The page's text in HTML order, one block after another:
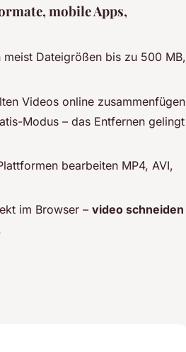
mobile Apps,
meist Dateigrößen bis zu 500 MB,
Videos online zusammenfügen
Modus – das Entfernen gelingt
bearbeiten MP4, AVI,
im Browser – video schneiden